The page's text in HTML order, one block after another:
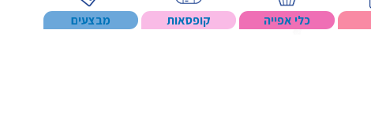
כלי אפייה קופסאות מבצעים